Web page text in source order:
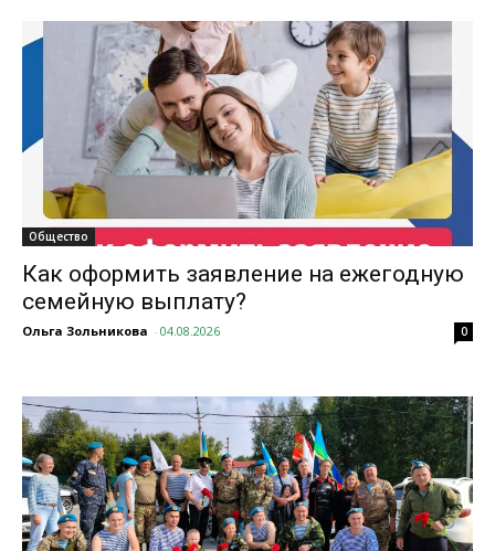
Общество
Как оформить заявление на ежегодную
семейную выплату?
Ольга Зольникова - 04.08.2026 0